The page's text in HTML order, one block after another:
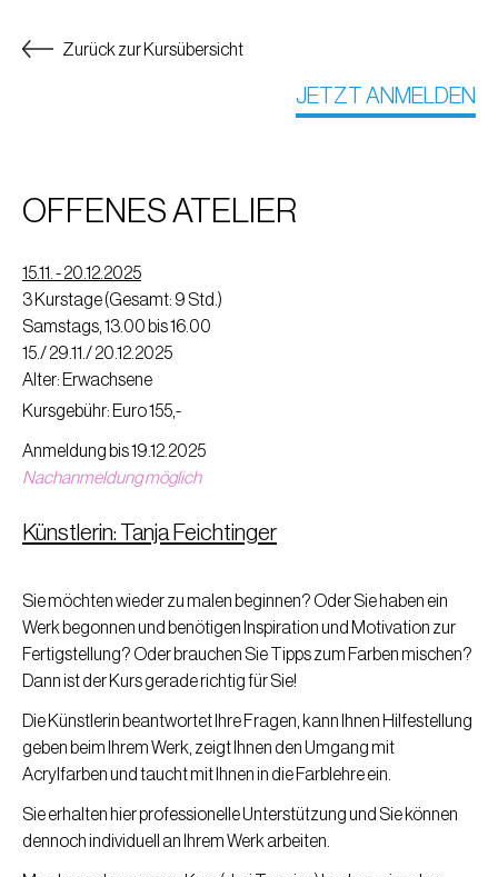
Zurück zur Kursübersicht
JETZT ANMELDEN
OFFENES ATELIER
15.11. - 20.12.2025
3 Kurstage (Gesamt: 9 Std.)
Samstags, 13.00 bis 16.00
15./ 29.11./ 20.12.2025
Alter: Erwachsene
Kursgebühr: Euro 155,-
Anmeldung bis 19.12.2025
Nachanmeldung möglich
Künstlerin: Tanja Feichtinger
Sie möchten wieder zu malen beginnen? Oder Sie haben ein
Werk begonnen und benötigen Inspiration und Motivation zur
Fertigstellung? Oder brauchen Sie Tipps zum Farben mischen?
Dann ist der Kurs gerade richtig für Sie!
Die Künstlerin beantwortet Ihre Fragen, kann Ihnen Hilfestellung
geben beim Ihrem Werk, zeigt Ihnen den Umgang mit
Acrylfarben und taucht mit Ihnen in die Farblehre ein.
Sie erhalten hier professionelle Unterstützung und Sie können
dennoch individuell an Ihrem Werk arbeiten.